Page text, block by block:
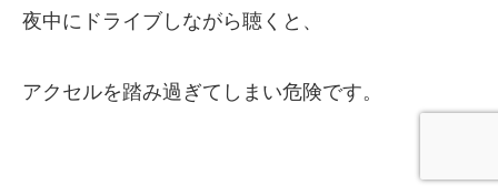
夜中にドライブしながら聴くと、
アクセルを踏み過ぎてしまい危険です。